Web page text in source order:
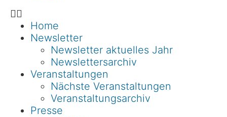
Home
Newsletter
Newsletter aktuelles Jahr
Newslettersarchiv
Veranstaltungen
Nächste Veranstaltungen
Veranstaltungsarchiv
Presse